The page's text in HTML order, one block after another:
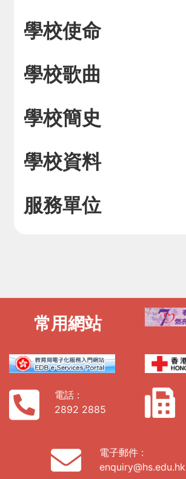
學校使命
學校歌曲
學校簡史
學校資料
服務單位
常用網站
電話 :
2892 2885
電子郵件 :
enquiry@hs.edu.hk